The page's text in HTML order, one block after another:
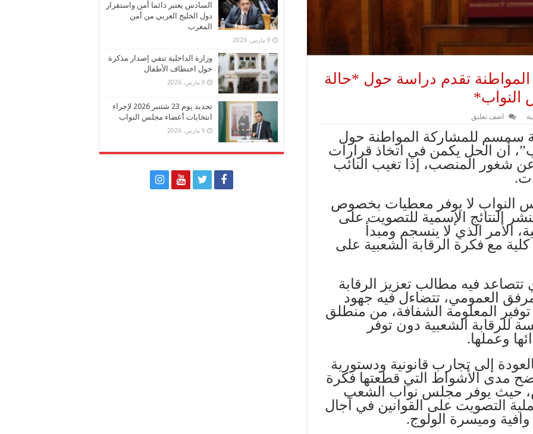
تقدم دراسة حول *حالة
النواب*
اضف تعليق
سمسم للمشاركة المواطنة حول
أن الحل يكمن في اتخاذ قرارات
شغور المنصب، إذا تغيب النائب
النواب لا يوفر معطيات بخصوص
النتائج الإسمية للتصويت على
الأمر الذي لا ينسجم ومبدأ
مع فكرة الرقابة الشعبية على
فيه مطالب تعزيز الرقابة
العمومي، تتضاءل فيه جهود
المعلومة الشفافة، من منطلق
للرقابة الشعبية دون توفر
وعملها.
إلى تجارب قانونية ودستورية
مدى الأشواط التي قطعتها فكرة
حيث يوفر مجلس نواب الشعب
التصويت على القوانين في آجال
السادس يعتبر دائما أمن واستقرار
دول الخليج العربي من أمن
المغرب
9 مارس، 2026
وزارة الداخلية تنفي إصدار مذكرة
حول اختطاف الأطفال
9 مارس، 2026
تحديد يوم 23 شتنبر 2026 لإجراء
انتخابات أعضاء مجلس النواب
9 مارس، 2026